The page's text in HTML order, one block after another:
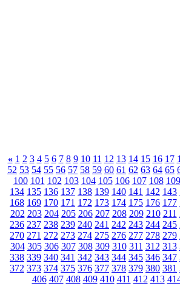
« 1 2 3 4 5 6 7 8 9 10 11 12 13 14 15 16 17
52 53 54 55 56 57 58 59 60 61 62 63 64 65
100 101 102 103 104 105 106 107 108 109
134 135 136 137 138 139 140 141 142 143
168 169 170 171 172 173 174 175 176 177
202 203 204 205 206 207 208 209 210 211
236 237 238 239 240 241 242 243 244 245
270 271 272 273 274 275 276 277 278 279
304 305 306 307 308 309 310 311 312 313
338 339 340 341 342 343 344 345 346 347
372 373 374 375 376 377 378 379 380 381
406 407 408 409 410 411 412 413